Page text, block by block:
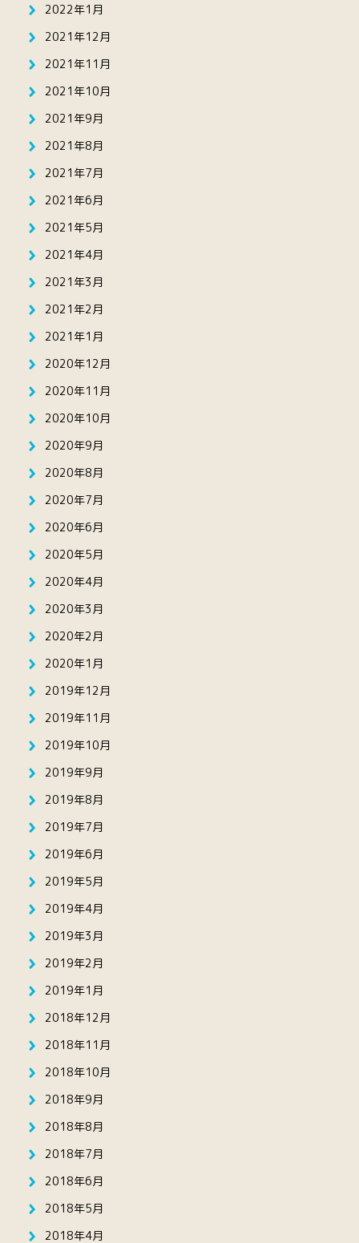
2022年1月
2021年12月
2021年11月
2021年10月
2021年9月
2021年8月
2021年7月
2021年6月
2021年5月
2021年4月
2021年3月
2021年2月
2021年1月
2020年12月
2020年11月
2020年10月
2020年9月
2020年8月
2020年7月
2020年6月
2020年5月
2020年4月
2020年3月
2020年2月
2020年1月
2019年12月
2019年11月
2019年10月
2019年9月
2019年8月
2019年7月
2019年6月
2019年5月
2019年4月
2019年3月
2019年2月
2019年1月
2018年12月
2018年11月
2018年10月
2018年9月
2018年8月
2018年7月
2018年6月
2018年5月
2018年4月